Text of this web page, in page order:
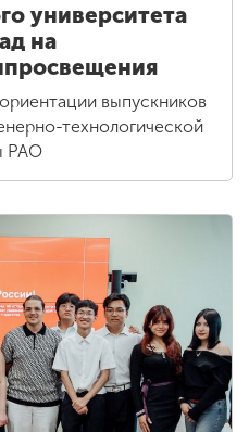
университета
на
выпускников
технологической
РАО